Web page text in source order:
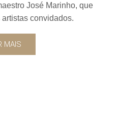
José Marinho, que
convidados.
MAIS